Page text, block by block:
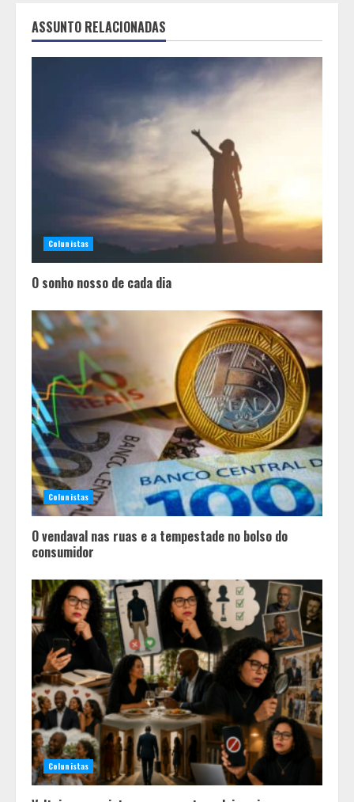
ASSUNTO RELACIONADAS
Colunistas
O sonho nosso de cada dia
Colunistas
O vendaval nas ruas e a tempestade no bolso do
consumidor
Colunistas
2
Em ato pelo fim do feminicídio,
Cristo Redentor se iluminou na cor
laranja
A ordem dos alimentos importa.
Mas nem sempre da mesma forma